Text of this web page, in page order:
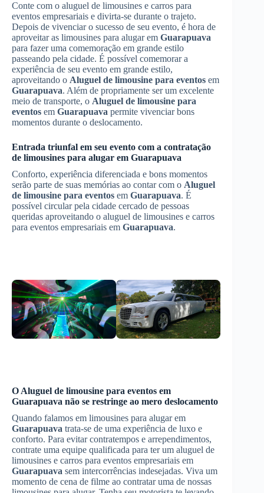
Conte com o aluguel de limousines e carros para
eventos empresariais e divirta-se durante o trajeto.
Depois de vivenciar o sucesso de seu evento, é hora de
aproveitar as limousines para alugar em Guarapuava
para fazer uma comemoração em grande estilo
passeando pela cidade. É possível comemorar a
experiência de seu evento em grande estilo,
aproveitando o Aluguel de limousine para eventos em
Guarapuava. Além de propriamente ser um excelente
meio de transporte, o Aluguel de limousine para
eventos em Guarapuava permite vivenciar bons
momentos durante o deslocamento.
Entrada triunfal em seu evento com a contratação
de limousines para alugar em Guarapuava
Conforto, experiência diferenciada e bons momentos
serão parte de suas memórias ao contar com o Aluguel
de limousine para eventos em Guarapuava. É
possível circular pela cidade cercado de pessoas
queridas aproveitando o aluguel de limousines e carros
para eventos empresariais em Guarapuava.
O Aluguel de limousine para eventos em
Guarapuava não se restringe ao mero deslocamento
Quando falamos em limousines para alugar em
Guarapuava trata-se de uma experiência de luxo e
conforto. Para evitar contratempos e arrependimentos,
contrate uma equipe qualificada para ter um aluguel de
limousines e carros para eventos empresariais em
Guarapuava sem intercorrências indesejadas. Viva um
momento de cena de filme ao contratar uma de nossas